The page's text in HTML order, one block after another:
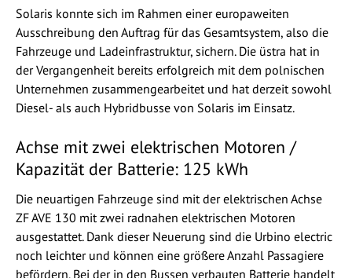
Solaris konnte sich im Rahmen einer europaweiten
Ausschreibung den Auftrag für das Gesamtsystem, also die
Fahrzeuge und Ladeinfrastruktur, sichern. Die üstra hat in
der Vergangenheit bereits erfolgreich mit dem polnischen
Unternehmen zusammengearbeitet und hat derzeit sowohl
Diesel- als auch Hybridbusse von Solaris im Einsatz.
Achse mit zwei elektrischen Motoren /
Kapazität der Batterie: 125 kWh
Die neuartigen Fahrzeuge sind mit der elektrischen Achse
ZF AVE 130 mit zwei radnahen elektrischen Motoren
ausgestattet. Dank dieser Neuerung sind die Urbino electric
noch leichter und können eine größere Anzahl Passagiere
befördern. Bei der in den Bussen verbauten Batterie handelt